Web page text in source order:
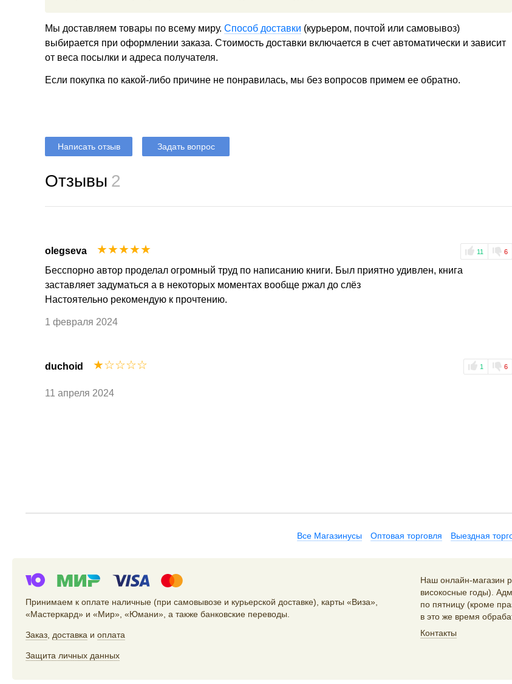
Мы доставляем товары по всему миру. Способ доставки (курьером, почтой или самовывоз)
выбирается при оформлении заказа. Стоимость доставки включается в счет автоматически и зависит
от веса посылки и адреса получателя.
Если покупка по какой-либо причине не понравилась, мы без вопросов примем ее обратно.
Написать отзыв Задать вопрос
Отзывы 2
olegseva 11 6
☆
☆
☆
☆
☆
Бесспорно автор проделал огромный труд по написанию книги. Был приятно удивлен, книга
заставляет задуматься а в некоторых моментах вообще ржал до слёз
Настоятельно рекомендую к прочтению.
1 февраля 2024
duchoid 1 6
☆
☆
☆
☆
☆
11 апреля 2024
Все Магазинусы Оптовая торговля Выездная
Принимаем к оплате наличные (при самовывозе и курьерской доставке), карты «Виза»,
«Мастеркард» и «Мир», «Юмани», а также банковские переводы.
Заказ доставка и оплата
Защита личных данных
Наш онлайн-магазин
високосные годы).
по пятницу (кроме
в это же время
Контакты